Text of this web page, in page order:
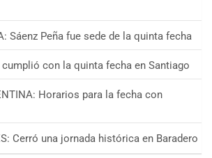
Sáenz Peña fue sede de la quinta fecha
cumplió con la quinta fecha en Santiago
Horarios para la fecha con
Cerró una jornada histórica en Baradero